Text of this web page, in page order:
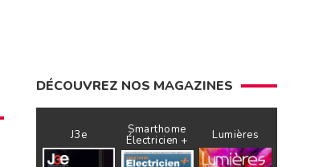
DÉCOUVREZ NOS MAGAZINES
J3e Smarthome
Électricien + Lumières